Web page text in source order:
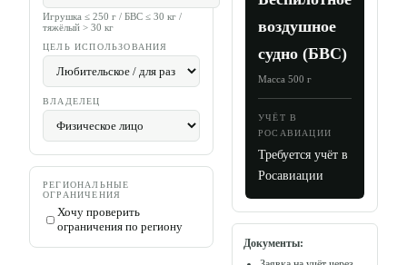
Игрушка ≤ 250 г / БВС ≤ 30 кг /
тяжёлый > 30 кг
ЦЕЛЬ ИСПОЛЬЗОВАНИЯ
ВЛАДЕЛЕЦ
РЕГИОНАЛЬНЫЕ
ОГРАНИЧЕНИЯ
Хочу проверить
ограничения по региону
воздушное
судно (БВС)
Масса 500 г
УЧЁТ В
РОСАВИАЦИИ
Требуется учёт в
Росавиации
Документы: